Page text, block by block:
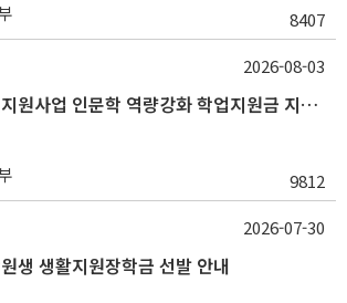
8407
2026-2 대학혁신지원사업 인문학 역량강화 학업지원금 지원 선발 안내 (학/석/박사)
9812
2026-08-03
생 생활지원장학금 선발 안내
2026-07-30